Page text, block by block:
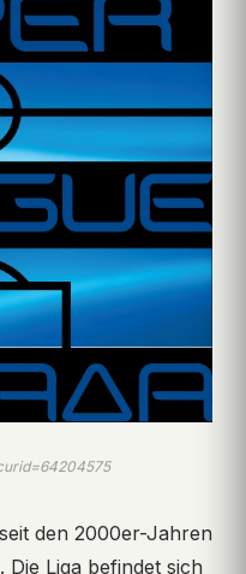
den 2000er-Jahren
Liga befindet sich